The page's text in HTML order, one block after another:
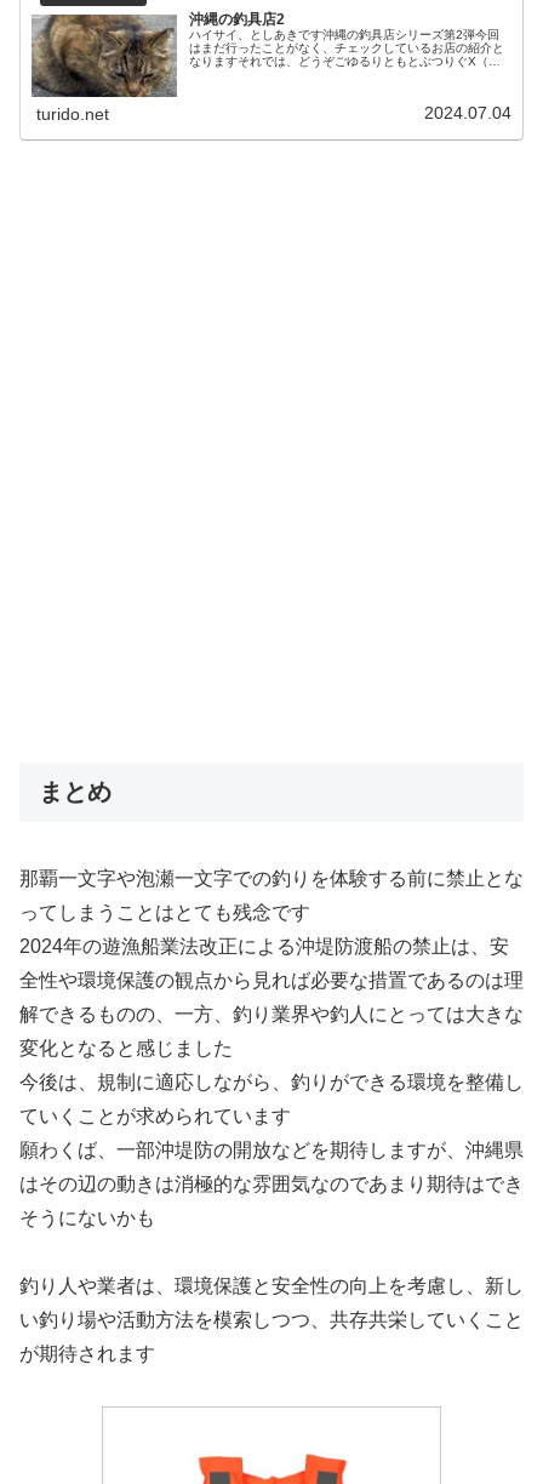
沖縄の釣具店2
ハイサイ、としあきです沖縄の釣具店シリーズ第2弾今回
はまだ行ったことがなく、チェックしているお店の紹介と
なりますそれでは、どうぞごゆるりともとぶつりぐX（旧
turido.net 2024.07.04
まとめ
那覇一文字や泡瀬一文字での釣りを体験する前に禁止とな
ってしまうことはとても残念です
2024年の遊漁船業法改正による沖堤防渡船の禁止は、安
全性や環境保護の観点から見れば必要な措置であるのは理
解できるものの、一方、釣り業界や釣人にとっては大きな
変化となると感じました
今後は、規制に適応しながら、釣りができる環境を整備し
ていくことが求められています
願わくば、一部沖堤防の開放などを期待しますが、沖縄県
はその辺の動きは消極的な雰囲気なのであまり期待はでき
そうにないかも
釣り人や業者は、環境保護と安全性の向上を考慮し、新し
い釣り場や活動方法を模索しつつ、共存共栄していくこと
が期待されます